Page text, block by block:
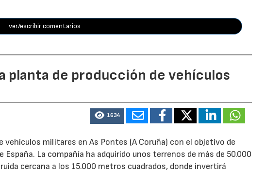
ver/escribir comentarios
planta de producción de vehículos
1634
vehículos militares en As Pontes (A Coruña) con el objetivo de
La compañía ha adquirido unos terrenos de más de 50.000
cercana a los 15.000 metros cuadrados, donde invertirá